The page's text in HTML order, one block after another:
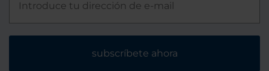
subscríbete ahora